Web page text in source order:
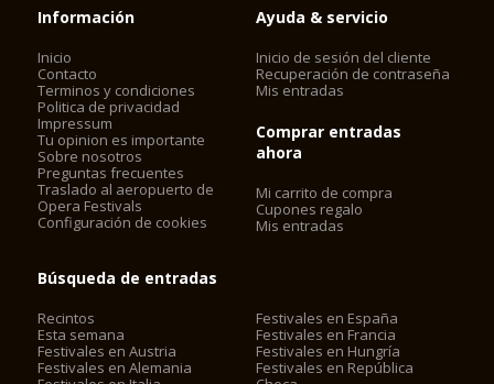
Información
Inicio
Contacto
Terminos y condiciones
Politica de privacidad
Impressum
Tu opinion es importante
Sobre nosotros
Preguntas frecuentes
Traslado al aeropuerto de
Opera Festivals
Configuración de cookies
Ayuda & servicio
Inicio de sesión del cliente
Recuperación de contraseña
Mis entradas
Comprar entradas
ahora
Mi carrito de compra
Cupones regalo
Mis entradas
Búsqueda de entradas
Recintos
Esta semana
Festivales en Austria
Festivales en Alemania
Festivales en España
Festivales en Francia
Festivales en Hungría
Festivales en República